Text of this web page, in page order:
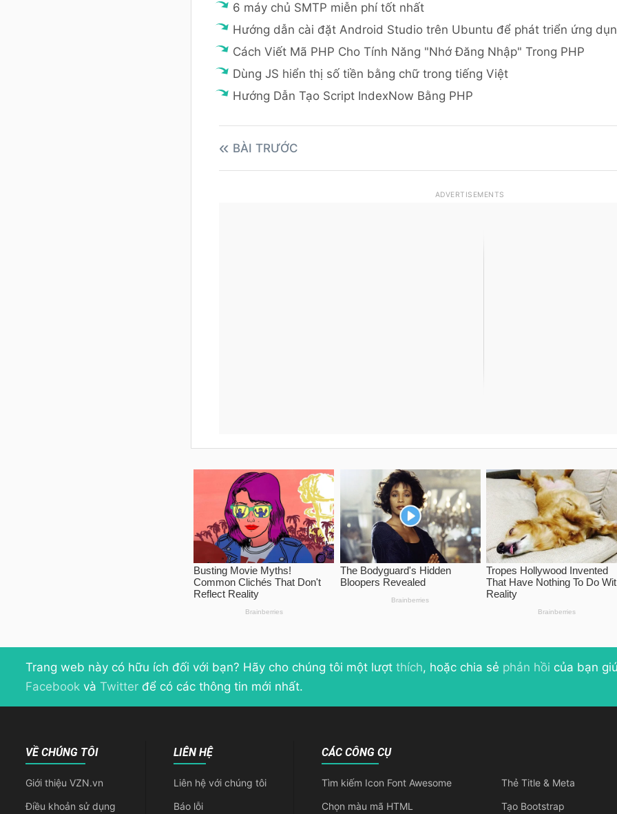
6 máy chủ SMTP miễn phí tốt nhất
Hướng dẫn cài đặt Android Studio trên Ubuntu để phát triển ứng
Cách Viết Mã PHP Cho Tính Năng "Nhớ Đăng Nhập" Trong PHP
Dùng JS hiển thị số tiền bằng chữ trong tiếng Việt
Hướng Dẫn Tạo Script IndexNow Bằng PHP
BÀI TRƯỚC
ADVERTISEMENTS
Trang web này có hữu ích đối với bạn? Hãy cho chúng tôi một lượt thích, hoặc chia sẻ phản hồi của bạn
Facebook và Twitter để có các thông tin mới nhất.
VỀ CHÚNG TÔI
Giới thiệu VZN.vn
Điều khoản sử dụng
LIÊN HỆ
Liên hệ với chúng tôi
Báo lỗi
CÁC CÔNG CỤ
Tìm kiếm Icon Font Awesome
Thẻ Title & Meta
Chọn màu mã HTML
Tạo Bootstrap